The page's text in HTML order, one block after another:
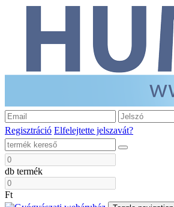
Regisztráció Elfelejtette jelszavát?
db termék
Ft